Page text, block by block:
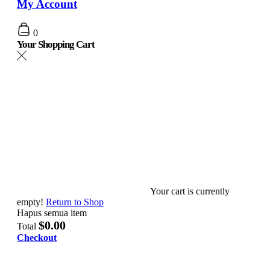
My Account
0
Your Shopping Cart
Your cart is currently
empty! Return to Shop
Hapus semua item
Total $0.00
Checkout